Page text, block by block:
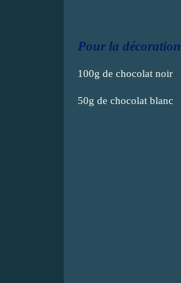
Pour la décoration
100g de chocolat noir
50g de chocolat blanc